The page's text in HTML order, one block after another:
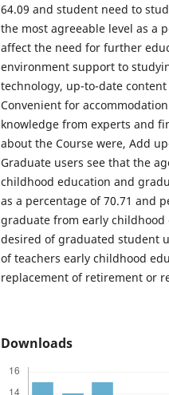
64.09 and student need to
the most agreeable level as a
affect the need for further
environment support to
technology, up-to-date
Convenient for
knowledge from experts and
about the Course were, Add
Graduate users see that the
childhood education and
as a percentage of 70.71 and
graduate from early
desired of graduated student
of teachers early childhood
replacement of retirement or
Downloads